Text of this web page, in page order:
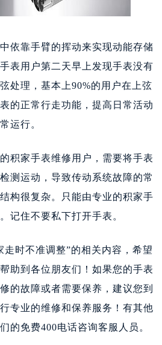
依靠手臂的挥动来实现动能存储
表用户第二天早上发现手表没有
处理，基本上90%的用户在上弦
的正常行走功能，提高日常活动
运行。
积家手表维修用户，需要将手表
测运动，导致传动系统故障的常
构很复杂。只能由专业的积家手
记住不要私下打开手表。
走时不准调整”的相关内容，希望
助到各位朋友们！如果您的手表
的故障或者需要保养，建议您到
专业的维修和保养服务！有其他
的免费400电话咨询客服人员。